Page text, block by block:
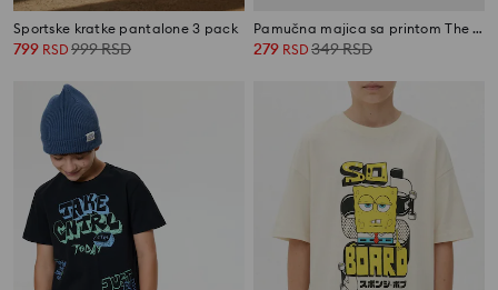
Sportske kratke pantalone 3 pack
799 RSD 999RSD
Pamučna majica sa printom The Simpsons
279 RSD 349RSD